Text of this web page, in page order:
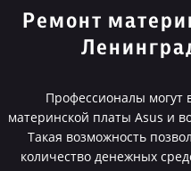
Ремонт
Профессионалы могут
материнской платы Asus и
Такая возможность
количество денежных